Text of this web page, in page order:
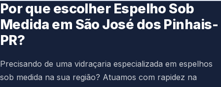
Por que escolher Espelho Sob
Medida em São José dos Pinhais-
PR?
Precisando de uma vidraçaria especializada em espelhos
sob medida na sua região? Atuamos com rapidez na